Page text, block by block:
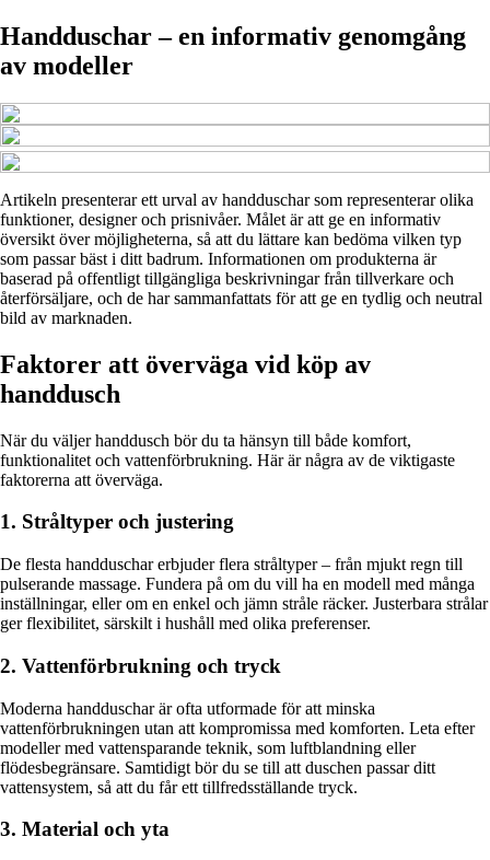
Handduschar – en informativ genomgång
av modeller
Artikeln presenterar ett urval av handduschar som representerar olika
funktioner, designer och prisnivåer. Målet är att ge en informativ
översikt över möjligheterna, så att du lättare kan bedöma vilken typ
som passar bäst i ditt badrum. Informationen om produkterna är
baserad på offentligt tillgängliga beskrivningar från tillverkare och
återförsäljare, och de har sammanfattats för att ge en tydlig och neutral
bild av marknaden.
Faktorer att överväga vid köp av
handdusch
När du väljer handdusch bör du ta hänsyn till både komfort,
funktionalitet och vattenförbrukning. Här är några av de viktigaste
faktorerna att överväga.
1. Stråltyper och justering
De flesta handduschar erbjuder flera stråltyper – från mjukt regn till
pulserande massage. Fundera på om du vill ha en modell med många
inställningar, eller om en enkel och jämn stråle räcker. Justerbara strålar
ger flexibilitet, särskilt i hushåll med olika preferenser.
2. Vattenförbrukning och tryck
Moderna handduschar är ofta utformade för att minska
vattenförbrukningen utan att kompromissa med komforten. Leta efter
modeller med vattensparande teknik, som luftblandning eller
flödesbegränsare. Samtidigt bör du se till att duschen passar ditt
vattensystem, så att du får ett tillfredsställande tryck.
3. Material och yta